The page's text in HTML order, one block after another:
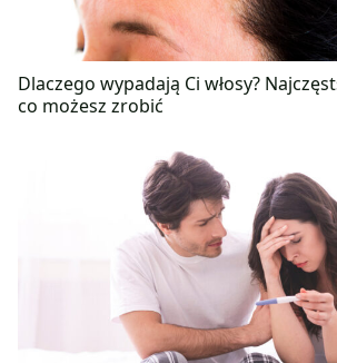
Dlaczego wypadają Ci włosy?
co możesz zrobić